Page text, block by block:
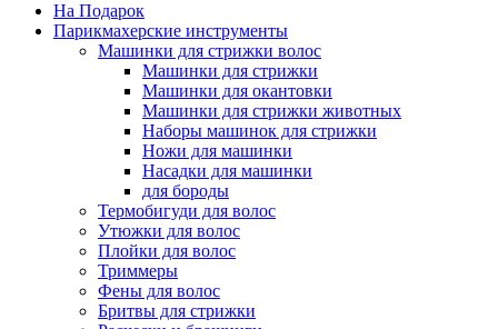
На Подарок
Парикмахерские инструменты
Машинки для стрижки волос
Машинки для стрижки
Машинки для окантовки
Машинки для стрижки животных
Наборы машинок для стрижки
Ножи для машинки
Насадки для машинки
для бороды
Термобигуди для волос
Утюжки для волос
Плойки для волос
Триммеры
Фены для волос
Бритвы для стрижки